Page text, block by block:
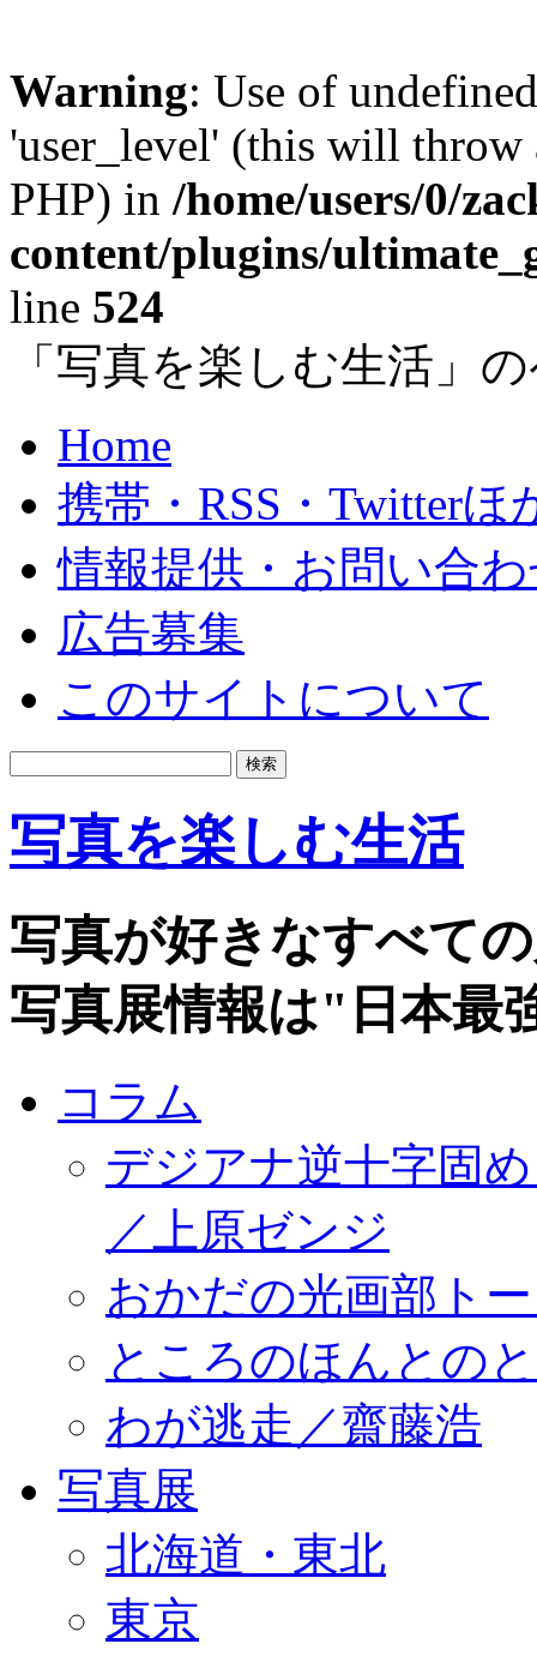
Warning: Use of
'user_level' (this will
PHP) in /home/users/0/
content/plugins/
line 524
「写真を楽しむ生活」
Home
携帯・RSS・Twitterほ
情報提供・お問い合
広告募集
このサイトについて
写真を楽しむ生活
写真が好きなすべて
写真展情報は"日本最
コラム
デジアナ逆十字固
／上原ゼンジ
おかだの光画部ト
ところのほんとの
わが逃走／齋藤浩
写真展
北海道・東北
東京